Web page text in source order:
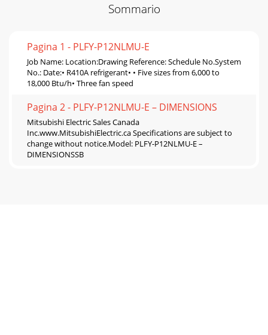
Sommario
Pagina 1 - PLFY-P12NLMU-E
Job Name: Location:Drawing Reference: Schedule No.System
No.: Date:• R410A refrigerant• • Five sizes from 6,000 to
18,000 Btu/h• Three fan speed
Pagina 2 - PLFY-P12NLMU-E – DIMENSIONS
Mitsubishi Electric Sales Canada
Inc.www.MitsubishiElectric.ca Speciﬁcations are subject to
change without notice.Model: PLFY-P12NLMU-E –
DIMENSIONSSB